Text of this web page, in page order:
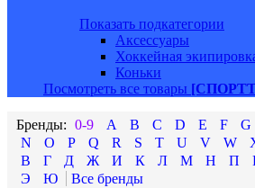
Показать подкатегории
Аксессуары
Хоккейная
Коньки
Посмотреть все товары
0-9 A B C D E F G
N
O P Q R S T U V W
В
Г Д Ж И К Л М Н П
Э
Ю